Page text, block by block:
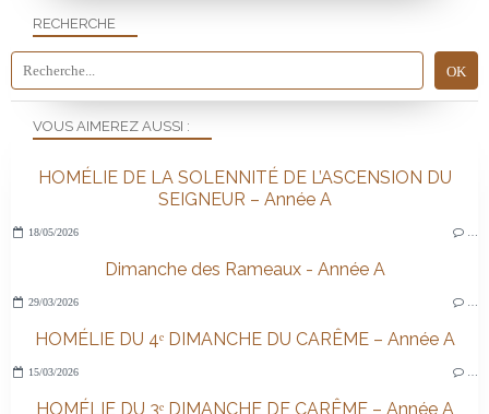
RECHERCHE
VOUS AIMEREZ AUSSI :
HOMÉLIE DE LA SOLENNITÉ DE L’ASCENSION DU
SEIGNEUR – Année A
18/05/2026
Dimanche des Rameaux - Année A
29/03/2026
HOMÉLIE DU 4ᵉ DIMANCHE DU CARÊME – Année A
15/03/2026
HOMÉLIE DU 3ᵉ DIMANCHE DE CARÊME – Année A